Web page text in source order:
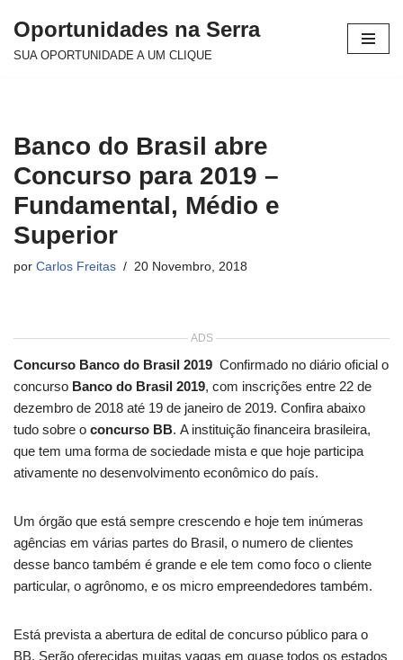
Avançar
Oportunidades na Serra
SUA OPORTUNIDADE A UM CLIQUE
Banco do Brasil abre
Concurso para 2019 –
Fundamental, Médio e
Superior
por Carlos Freitas 20 Novembro, 2018
ADS
Concurso Banco do Brasil 2019 Confirmado no diário oficial o
concurso Banco do Brasil 2019, com inscrições entre 22 de
dezembro de 2018 até 19 de janeiro de 2019. Confira abaixo
tudo sobre o concurso BB. A instituição financeira brasileira,
que tem uma forma de sociedade mista e que hoje participa
ativamente no desenvolvimento econômico do país.
Um órgão que está sempre crescendo e hoje tem inúmeras
agências em várias partes do Brasil, o numero de clientes
desse banco também é grande e ele tem como foco o cliente
particular, o agrônomo, e os micro empreendedores também.
Está prevista a abertura de edital de concurso público para o
BB. Serão oferecidas muitas vagas em quase todos os estados